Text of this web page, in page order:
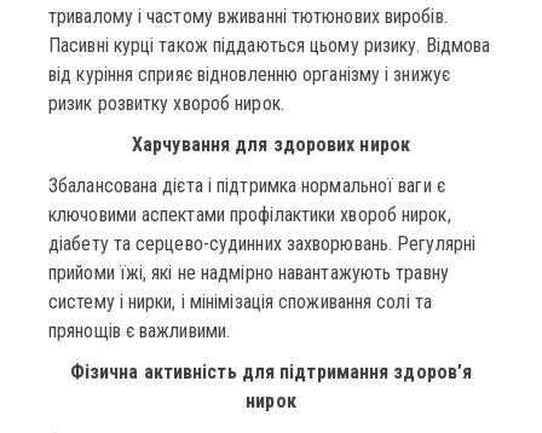
тривалому і частому вживанні тютюнових виробів.
Пасивні курці також піддаються цьому ризику. Відмова
від куріння сприяє відновленню організму і знижує
ризик розвитку хвороб нирок.
Харчування для здорових нирок
Збалансована дієта і підтримка нормальної ваги є
ключовими аспектами профілактики хвороб нирок,
діабету та серцево-судинних захворювань. Регулярні
прийоми їжі, які не надмірно навантажують травну
систему і нирки, і мінімізація споживання солі та
прянощів є важливими.
Фізична активність для підтримання здоров’я
нирок